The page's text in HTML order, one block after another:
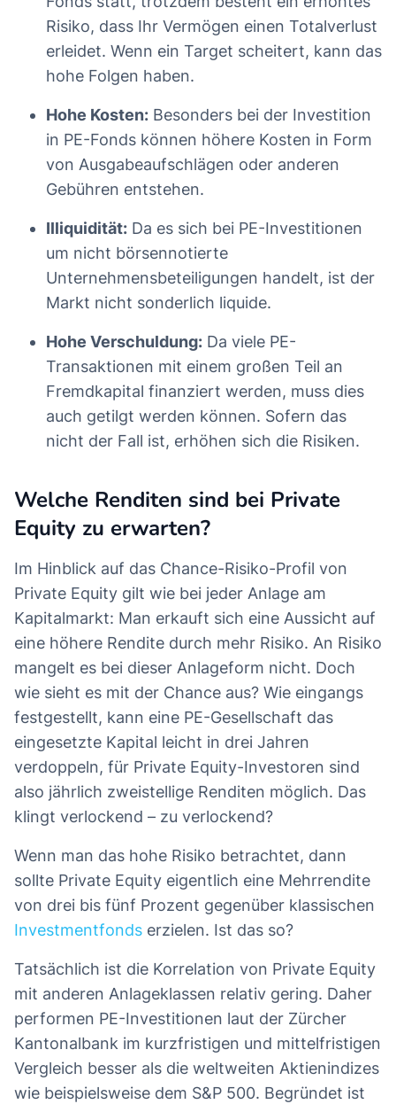
Risiko, dass Ihr Vermögen einen Totalverlust
erleidet. Wenn ein Target scheitert, kann das
hohe Folgen haben.
Hohe Kosten: Besonders bei der Investition
in PE-Fonds können höhere Kosten in Form
von Ausgabeaufschlägen oder anderen
Gebühren entstehen.
Illiquidität: Da es sich bei PE-Investitionen
um nicht börsennotierte
Unternehmensbeteiligungen handelt, ist der
Markt nicht sonderlich liquide.
Hohe Verschuldung: Da viele PE-
Transaktionen mit einem großen Teil an
Fremdkapital finanziert werden, muss dies
auch getilgt werden können. Sofern das
nicht der Fall ist, erhöhen sich die Risiken.
Welche Renditen sind bei Private
Equity zu erwarten?
Im Hinblick auf das Chance-Risiko-Profil von
Private Equity gilt wie bei jeder Anlage am
Kapitalmarkt: Man erkauft sich eine Aussicht auf
eine höhere Rendite durch mehr Risiko. An Risiko
mangelt es bei dieser Anlageform nicht. Doch
wie sieht es mit der Chance aus? Wie eingangs
festgestellt, kann eine PE-Gesellschaft das
eingesetzte Kapital leicht in drei Jahren
verdoppeln, für Private Equity-Investoren sind
also jährlich zweistellige Renditen möglich. Das
klingt verlockend – zu verlockend?
Wenn man das hohe Risiko betrachtet, dann
sollte Private Equity eigentlich eine Mehrrendite
von drei bis fünf Prozent gegenüber klassischen
Investmentfonds erzielen. Ist das so?
Tatsächlich ist die Korrelation von Private Equity
mit anderen Anlageklassen relativ gering. Daher
performen PE-Investitionen laut der Zürcher
Kantonalbank im kurzfristigen und mittelfristigen
Vergleich besser als die weltweiten Aktienindizes
wie beispielsweise dem S&P 500. Begründet ist